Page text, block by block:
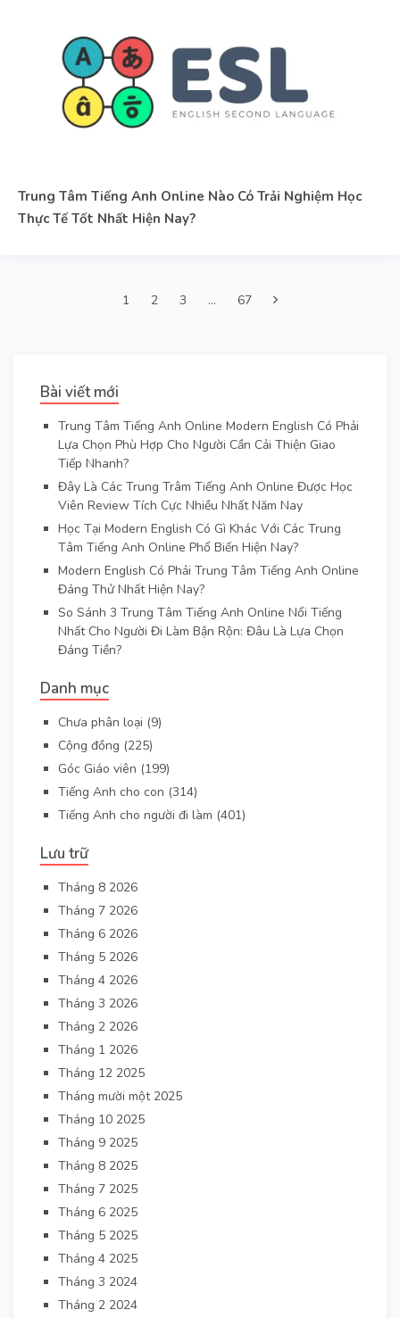
Trung Tâm Tiếng Anh Online Nào Có Trải Nghiệm Học
Thực Tế Tốt Nhất Hiện Nay?
1 2 3 … 67
Bài viết mới
Trung Tâm Tiếng Anh Online Modern English Có Phải
Lựa Chọn Phù Hợp Cho Người Cần Cải Thiện Giao
Tiếp Nhanh?
Đây Là Các Trung Trâm Tiếng Anh Online Được Học
Viên Review Tích Cực Nhiều Nhất Năm Nay
Học Tại Modern English Có Gì Khác Với Các Trung
Tâm Tiếng Anh Online Phổ Biến Hiện Nay?
Modern English Có Phải Trung Tâm Tiếng Anh Online
Đáng Thử Nhất Hiện Nay?
So Sánh 3 Trung Tâm Tiếng Anh Online Nổi Tiếng
Nhất Cho Người Đi Làm Bận Rộn: Đâu Là Lựa Chọn
Đáng Tiền?
Danh mục
Chưa phân loại (9)
Cộng đồng (225)
Góc Giáo viên (199)
Tiếng Anh cho con (314)
Tiếng Anh cho người đi làm (401)
Lưu trữ
Tháng 8 2026
Tháng 7 2026
Tháng 6 2026
Tháng 5 2026
Tháng 4 2026
Tháng 3 2026
Tháng 2 2026
Tháng 1 2026
Tháng 12 2025
Tháng mười một 2025
Tháng 10 2025
Tháng 9 2025
Tháng 8 2025
Tháng 7 2025
Tháng 6 2025
Tháng 5 2025
Tháng 4 2025
Tháng 3 2024
Tháng 2 2024